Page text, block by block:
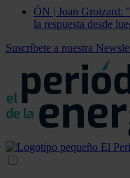
ÓN | Joan Groizard:
la respuesta desde
Suscríbete a nuestra